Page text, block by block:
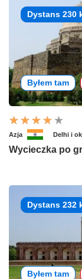
Dystans 230
Byłem tam
Azja Delhi i
Wycieczka po
Dystans 232
Byłem tam